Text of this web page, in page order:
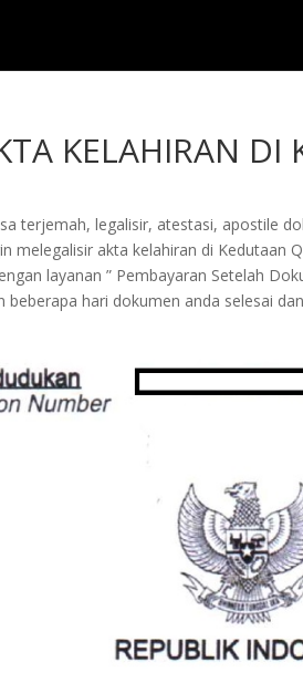
KELAHIRAN DI
terjemah, legalisir, atestasi, apostile
melegalisir akta kelahiran di Kedutaan
layanan ” Pembayaran Setelah
hari dokumen anda selesai